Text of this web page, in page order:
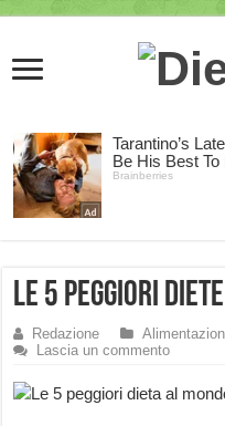
Le 5 peggiori
Redazione
Lascia un commento